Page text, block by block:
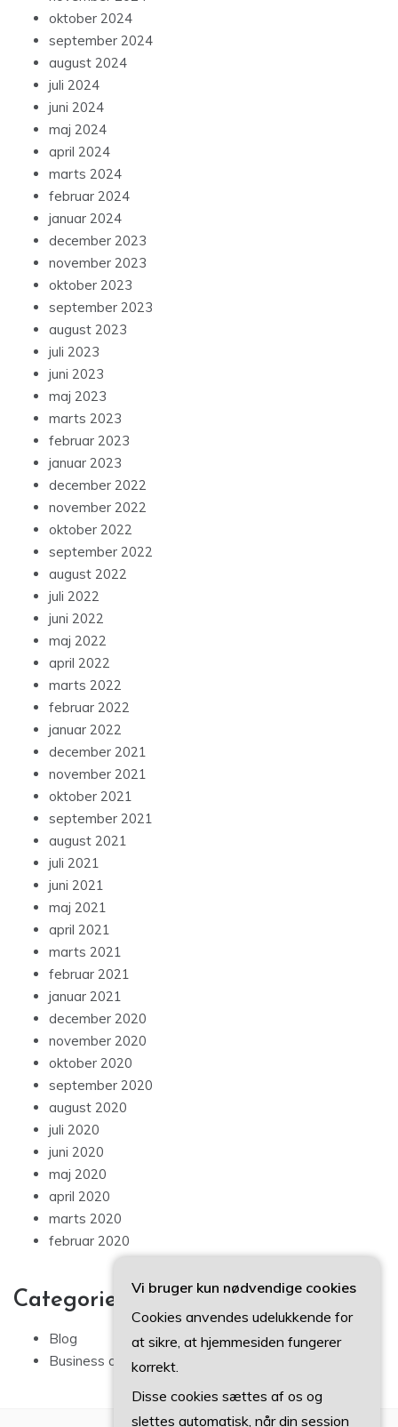
oktober 2024
september 2024
august 2024
juli 2024
juni 2024
maj 2024
april 2024
marts 2024
februar 2024
januar 2024
december 2023
november 2023
oktober 2023
september 2023
august 2023
juli 2023
juni 2023
maj 2023
marts 2023
februar 2023
januar 2023
december 2022
november 2022
oktober 2022
september 2022
august 2022
juli 2022
juni 2022
maj 2022
april 2022
marts 2022
februar 2022
januar 2022
december 2021
november 2021
oktober 2021
september 2021
august 2021
juli 2021
juni 2021
maj 2021
april 2021
marts 2021
februar 2021
januar 2021
december 2020
november 2020
oktober 2020
september 2020
august 2020
juli 2020
juni 2020
maj 2020
april 2020
marts 2020
februar 2020
Categories
Blog
Business artikler
Vi bruger kun nødvendige cookies
Cookies anvendes udelukkende for
at sikre, at hjemmesiden fungerer
korrekt.
Disse cookies sættes af os og
slettes automatisk, når din session